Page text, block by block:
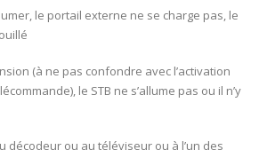
le portail externe ne se charge pas, le
(à ne pas confondre avec l’activation
le STB ne s’allume pas ou il n’y
décodeur ou au téléviseur ou à l’un des